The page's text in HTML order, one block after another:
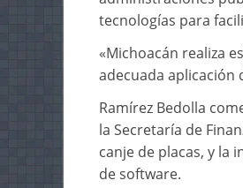
tecnologías para
«Michoacán realiza
adecuada aplicación
Ramírez Bedolla
la Secretaría de
canje de placas, y la
de software.